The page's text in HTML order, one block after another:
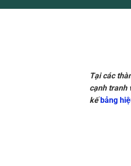
Tại các
cạnh tranh
kếbảng